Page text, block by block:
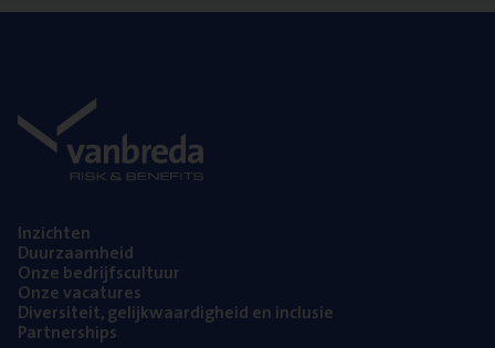
Inzich­ten
Duur­zaam­heid
Onze bedrijfs­cul­tuur
Onze vaca­tu­res
Diver­si­teit, gelijk­waar­dig­heid en inclusie
Part­ner­ships